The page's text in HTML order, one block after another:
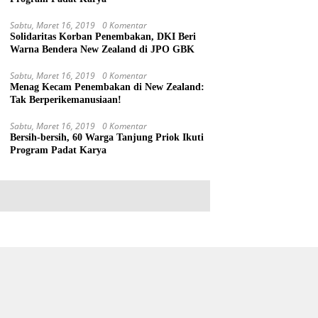
Sabtu, Maret 16, 2019 0 Komentar
Solidaritas Korban Penembakan, DKI Beri
Warna Bendera New Zealand di JPO GBK
Sabtu, Maret 16, 2019 0 Komentar
Menag Kecam Penembakan di New Zealand:
Tak Berperikemanusiaan!
Sabtu, Maret 16, 2019 0 Komentar
Bersih-bersih, 60 Warga Tanjung Priok Ikuti
Program Padat Karya